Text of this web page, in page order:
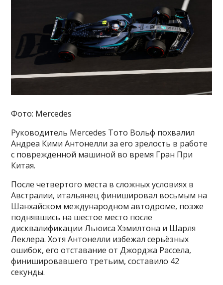
Фото: Mercedes
Руководитель Mercedes Тото Вольф похвалил
Андреа Кими Антонелли за его зрелость в работе
c поврежденной машиной во время Гран При
Китая.
После четвертого места в сложных условиях в
Австралии, итальянец финишировал восьмым на
Шанхайском международном автодроме, позже
поднявшись на шестое место после
дисквалификации Льюиса Хэмилтона и Шарля
Леклера. Хотя Антонелли избежал серьёзных
ошибок, его отставание от Джорджа Рассела,
финишировавшего третьим, составило 42
секунды.